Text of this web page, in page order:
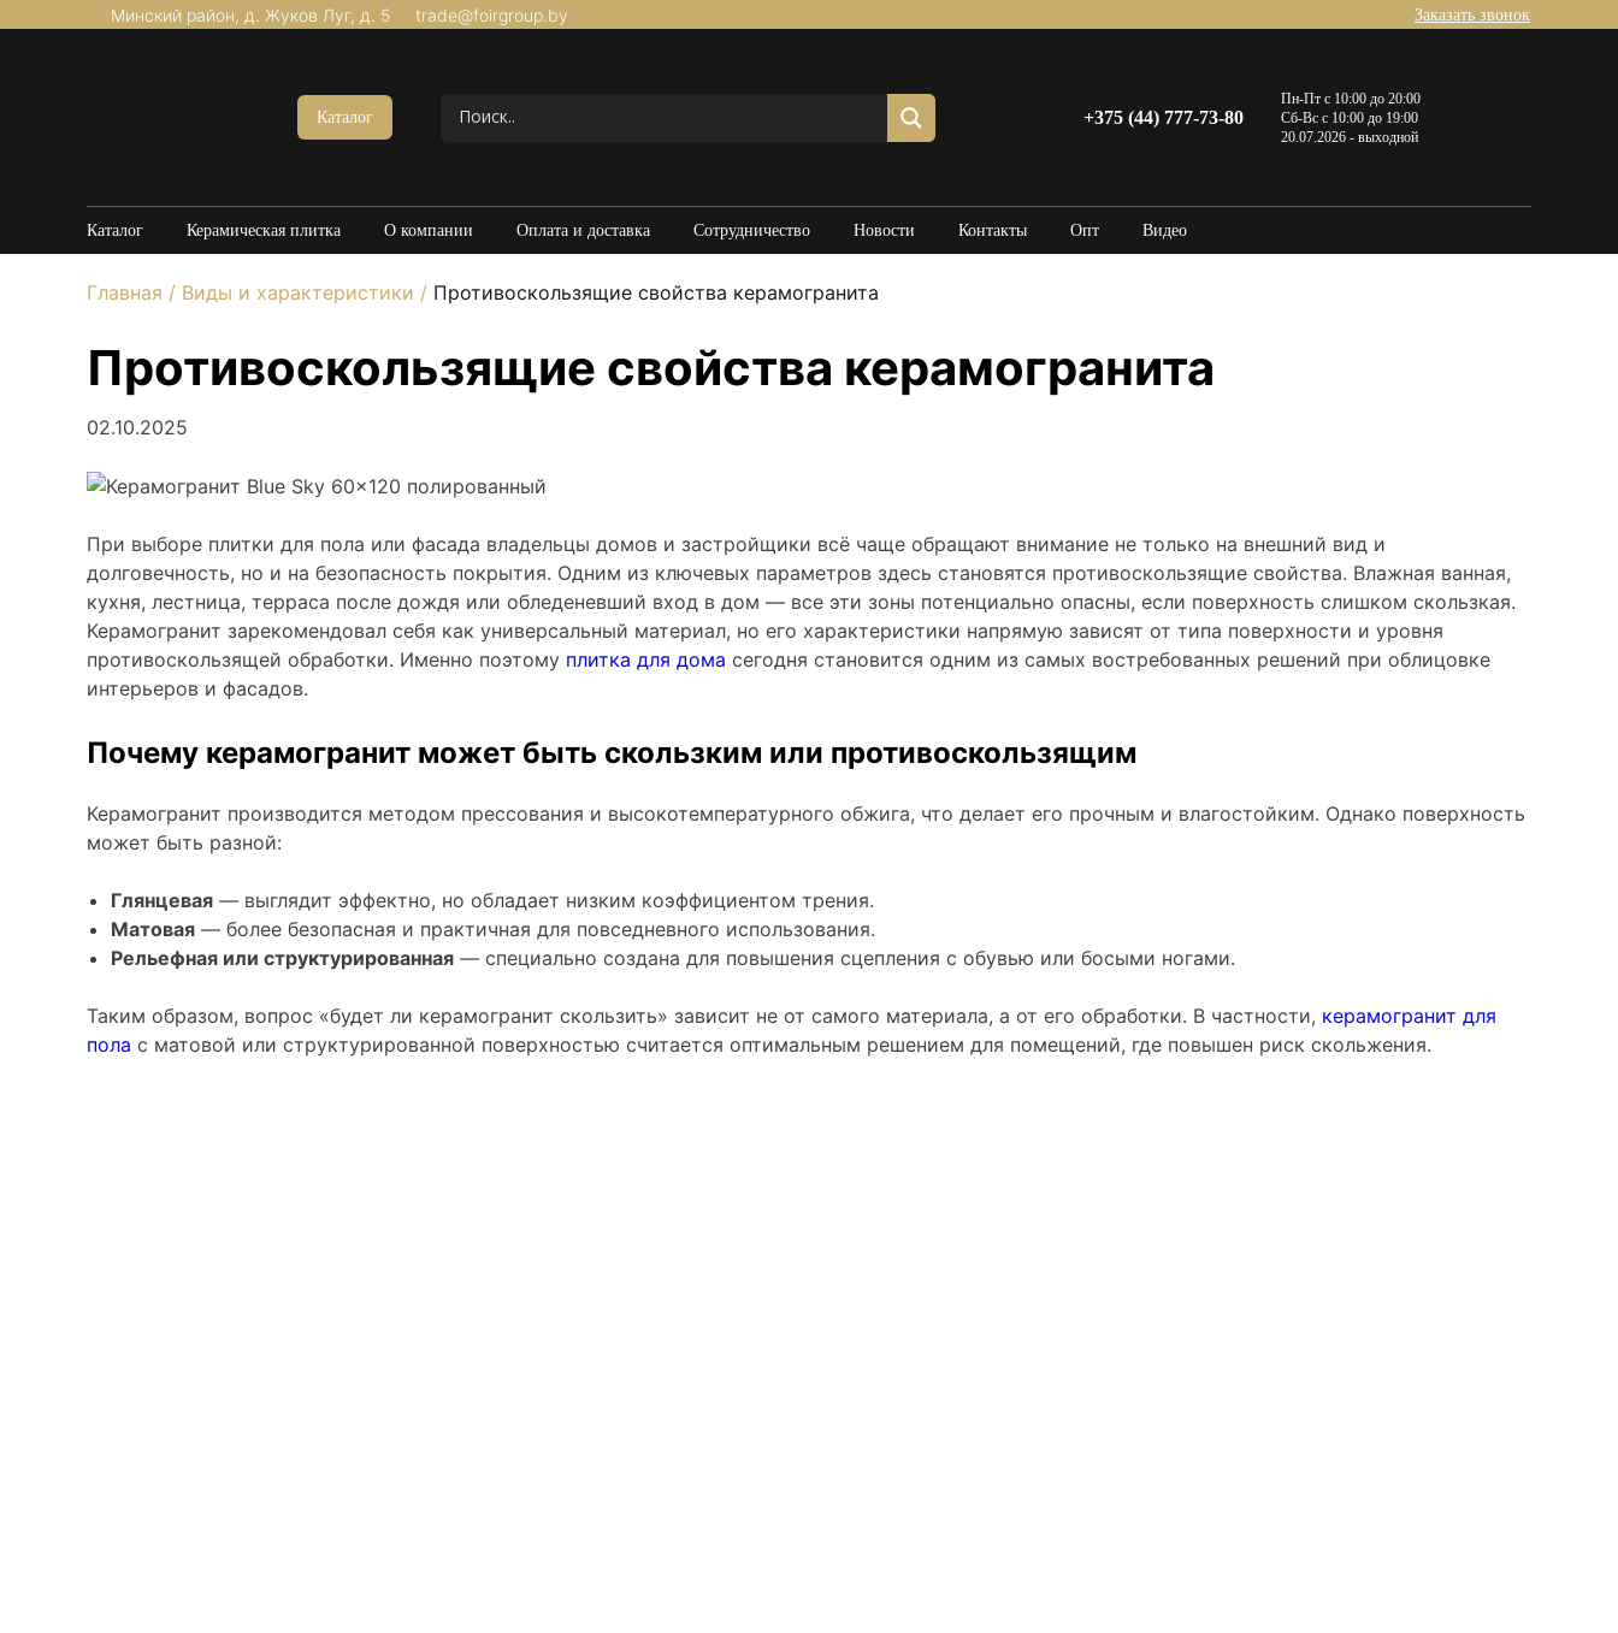
Минский район, д. Жуков Луг, д. 5 trade@foirgroup.by Заказать звонок
Каталог +375 (44) 777-73-80
Пн-Пт с 10:00 до 20:00
Сб-Вс с 10:00 до 19:00
20.07.2026 - выходной
Каталог Керамическая плитка О компании Оплата и доставка Сотрудничество Новости Контакты Опт Видео
Главная / Виды и характеристики / Противоскользящие свойства керамогранита
Противоскользящие свойства керамогранита
02.10.2025
При выборе плитки для пола или фасада владельцы домов и застройщики всё чаще обращают внимание не только на внешний вид и
долговечность, но и на безопасность покрытия. Одним из ключевых параметров здесь становятся противоскользящие свойства. Влажная ванная,
кухня, лестница, терраса после дождя или обледеневший вход в дом — все эти зоны потенциально опасны, если поверхность слишком скользкая.
Керамогранит зарекомендовал себя как универсальный материал, но его характеристики напрямую зависят от типа поверхности и уровня
противоскользящей обработки. Именно поэтому плитка для дома сегодня становится одним из самых востребованных решений при облицовке
интерьеров и фасадов.
Почему керамогранит может быть скользким или противоскользящим
Керамогранит производится методом прессования и высокотемпературного обжига, что делает его прочным и влагостойким. Однако поверхность
может быть разной:
Глянцевая — выглядит эффектно, но обладает низким коэффициентом трения.
Матовая — более безопасная и практичная для повседневного использования.
Рельефная или структурированная — специально создана для повышения сцепления с обувью или босыми ногами.
Таким образом, вопрос «будет ли керамогранит скользить» зависит не от самого материала, а от его обработки. В частности, керамогранит для
пола с матовой или структурированной поверхностью считается оптимальным решением для помещений, где повышен риск скольжения.
Керамогранит Утолщенный
Керамогранит под Мрамор
Керамогранит под Дерево
Белый керамогранит
Черно-белый керамогранит
Бежевый керамогранит
Серый керамогранит
Керамогранит для ванной
Керамогранит для пола
Керамогранит для кухни
Керамическая плитка